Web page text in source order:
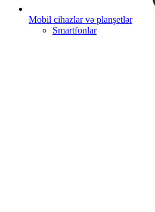
Mobil cihazlar və planşetlər
Smartfonlar